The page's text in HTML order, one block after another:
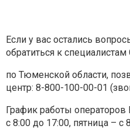
Если у вас остались
обратиться к
по Тюменской области,
центр: 8-800-100-00-01
График работы
с 8:00 до 17:00, пятница – с